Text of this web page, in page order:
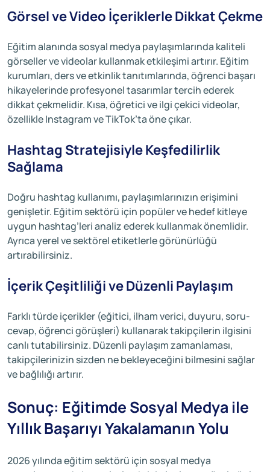
Görsel ve Video İçeriklerle Dikkat Çekme
Eğitim alanında sosyal medya paylaşımlarında kaliteli
görseller ve videolar kullanmak etkileşimi artırır. Eğitim
kurumları, ders ve etkinlik tanıtımlarında, öğrenci başarı
hikayelerinde profesyonel tasarımlar tercih ederek
dikkat çekmelidir. Kısa, öğretici ve ilgi çekici videolar,
özellikle Instagram ve TikTok’ta öne çıkar.
Hashtag Stratejisiyle Keşfedilirlik
Sağlama
Doğru hashtag kullanımı, paylaşımlarınızın erişimini
genişletir. Eğitim sektörü için popüler ve hedef kitleye
uygun hashtag’leri analiz ederek kullanmak önemlidir.
Ayrıca yerel ve sektörel etiketlerle görünürlüğü
artırabilirsiniz.
İçerik Çeşitliliği ve Düzenli Paylaşım
Farklı türde içerikler (eğitici, ilham verici, duyuru, soru-
cevap, öğrenci görüşleri) kullanarak takipçilerin ilgisini
canlı tutabilirsiniz. Düzenli paylaşım zamanlaması,
takipçilerinizin sizden ne bekleyeceğini bilmesini sağlar
ve bağlılığı artırır.
Sonuç: Eğitimde Sosyal Medya ile
Yıllık Başarıyı Yakalamanın Yolu
2026 yılında eğitim sektörü için sosyal medya